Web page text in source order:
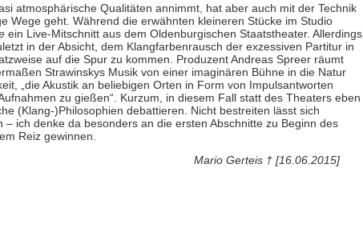
atmosphärische Qualitäten annimmt, hat aber auch mit der Technik
Wege geht. Während die erwähnten kleineren Stücke im Studio
ein Live-Mitschnitt aus dem Oldenburgischen Staatstheater. Allerdings
in der Absicht, dem Klangfarbenrausch der exzessiven Partitur in
auf die Spur zu kommen. Produzent Andreas Spreer räumt
Strawinskys Musik von einer imaginären Bühne in die Natur
„die Akustik an beliebigen Orten in Form von Impulsantworten
zu gießen“. Kurzum, in diesem Fall statt des Theaters eben
(Klang-)Philosophien debattieren. Nicht bestreiten lässt sich
– ich denke da besonders an die ersten Abschnitte zu Beginn des
Reiz gewinnen.
Mario Gerteis † [16.06.2015]